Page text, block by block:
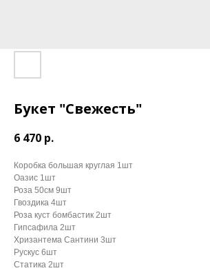
Букет "Свежесть"
6 470 р.
Коробка большая круглая 1шт
Оазис 1шт
Роза 50см 9шт
Гвоздика 4шт
Роза куст бомбастик 2шт
Гипсафила 2шт
Хризантема Сантини 3шт
Рускус 6шт
Статика 2шт